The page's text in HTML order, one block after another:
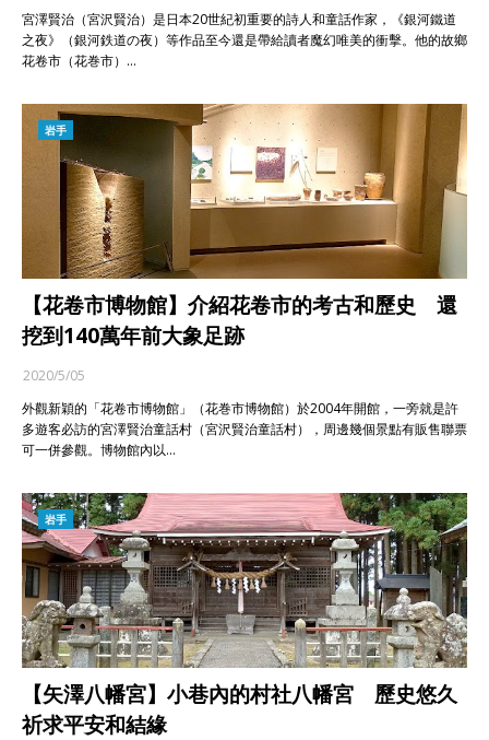
宮澤賢治（宮沢賢治）是日本20世紀初重要的詩人和童話作家，《銀河鐵道
之夜》（銀河鉄道の夜）等作品至今還是帶給讀者魔幻唯美的衝擊。他的故鄉
花卷市（花巻市）…
岩手
【花卷市博物館】介紹花卷市的考古和歷史 還
挖到140萬年前大象足跡
2020/5/05
外觀新穎的「花卷市博物館」（花巻市博物館）於2004年開館，一旁就是許
多遊客必訪的宮澤賢治童話村（宮沢賢治童話村），周邊幾個景點有販售聯票
可一併參觀。博物館內以…
岩手
【矢澤八幡宮】小巷內的村社八幡宮 歷史悠久
祈求平安和結緣